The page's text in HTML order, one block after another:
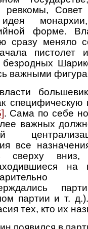
ревкомы,
монархии,
форме.
сразу меняло
пистолет
важными
специфическую
. Сама по себе
важных
все
сверху
на
партии и т.
тех, кто их